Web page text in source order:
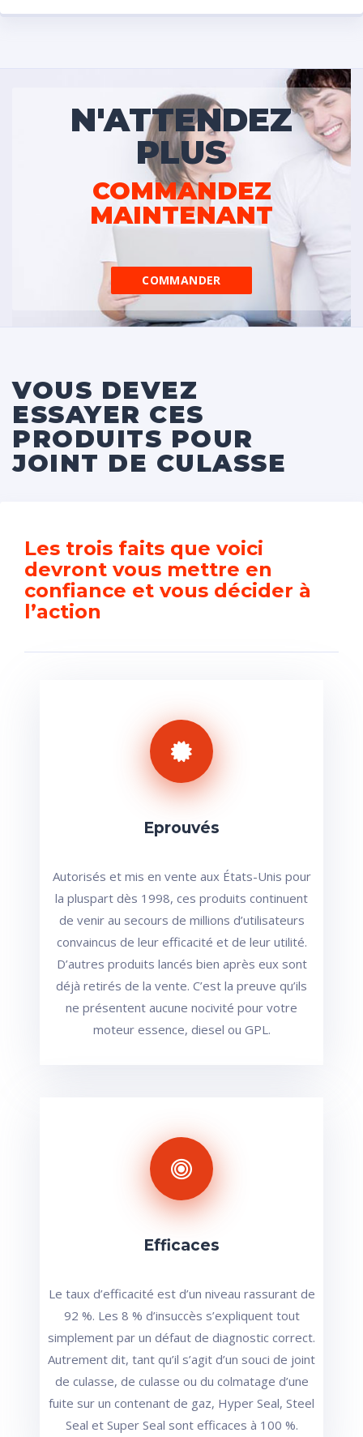
N'ATTENDEZ
PLUS
COMMANDEZ
MAINTENANT
COMMANDER
VOUS DEVEZ
ESSAYER CES
PRODUITS POUR
JOINT DE CULASSE
Les trois faits que voici
devront vous mettre en
confiance et vous décider à
l’action
Eprouvés
Autorisés et mis en vente aux États-Unis pour
la pluspart dès 1998, ces produits continuent
de venir au secours de millions d’utilisateurs
convaincus de leur efficacité et de leur utilité.
D’autres produits lancés bien après eux sont
déjà retirés de la vente. C’est la preuve qu’ils
ne présentent aucune nocivité pour votre
moteur essence, diesel ou GPL.
Efficaces
Le taux d’efficacité est d’un niveau rassurant de
92 %. Les 8 % d’insuccès s’expliquent tout
simplement par un défaut de diagnostic correct.
Autrement dit, tant qu’il s’agit d’un souci de joint
de culasse, de culasse ou du colmatage d’une
fuite sur un contenant de gaz, Hyper Seal, Steel
Seal et Super Seal sont efficaces à 100 %.